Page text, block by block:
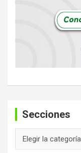
Secciones